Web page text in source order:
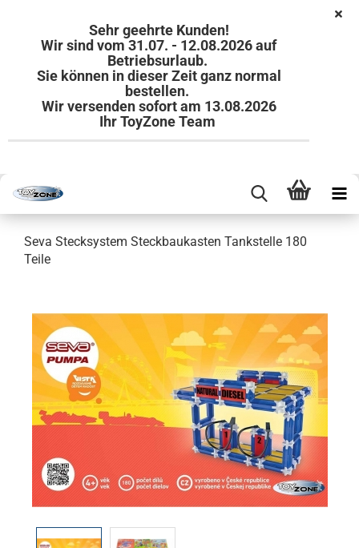
Sehr geehrte Kunden!
Wir sind vom 31.07. - 12.08.2026 auf
Betriebsurlaub.
Sie können in dieser Zeit ganz normal
bestellen.
Wir versenden sofort am 13.08.2026
Ihr ToyZone Team
Seva Stecksystem Steckbaukasten Tankstelle 180
Teile